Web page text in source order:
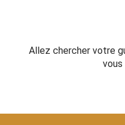
Allez chercher votre
vous